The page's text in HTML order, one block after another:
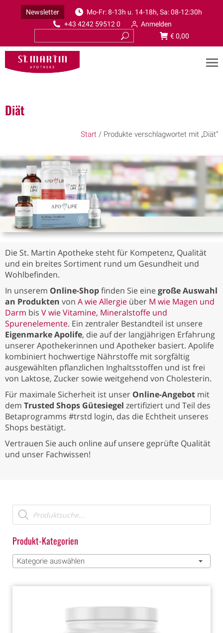
Newsletter
Mo-Fr: 8-13h u. 14-18h, Sa: 08-12:30h
+43 4242 59512 0
Anmelden
€0,00
Diät
Start / Produkte verschlagwortet mit „Diät“
Die St. Martin Apotheke steht für Kompetenz, Qualität
und ein breites Sortiment rund um Gesundheit und
Wohlbefinden.
In unserem Online-Shopfinden Sie einegroße Auswahl
an Produkten von A wie Allergie über M wie Magen und
Darm bis V wie Vitamine, Mineralstoffe und
Spurenelemente. Ein zentraler Bestandteil ist unsere
Eigenmarke Apolife, die auf der langjährigen Erfahrung
unserer Apothekerinnen und Apotheker basiert. Apolife
kombiniert hochwertige Nährstoffe mit sorgfältig
ausgewählten pflanzlichen Inghaltsstoffen und ist frei
von Laktose, Zucker sowie weitgehend von Cholesterin.
Für maximale Sicherheit ist unser Online-Angebot mit
dem Trusted Shops Gütesiegel zertifiziert und Teil des
Betaprogramms #trstd login, das die Echtheit unseres
Shops bestätigt.
Vertrauen Sie auch online auf unsere geprüfte Qualität
und unser Fachwissen!
Produkt-Kategorien
Kategorie auswählen